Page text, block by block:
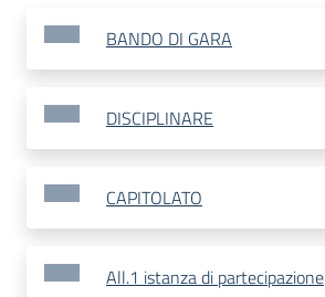
BANDO DI GARA
DISCIPLINARE
CAPITOLATO
All.1 istanza di partecipazione